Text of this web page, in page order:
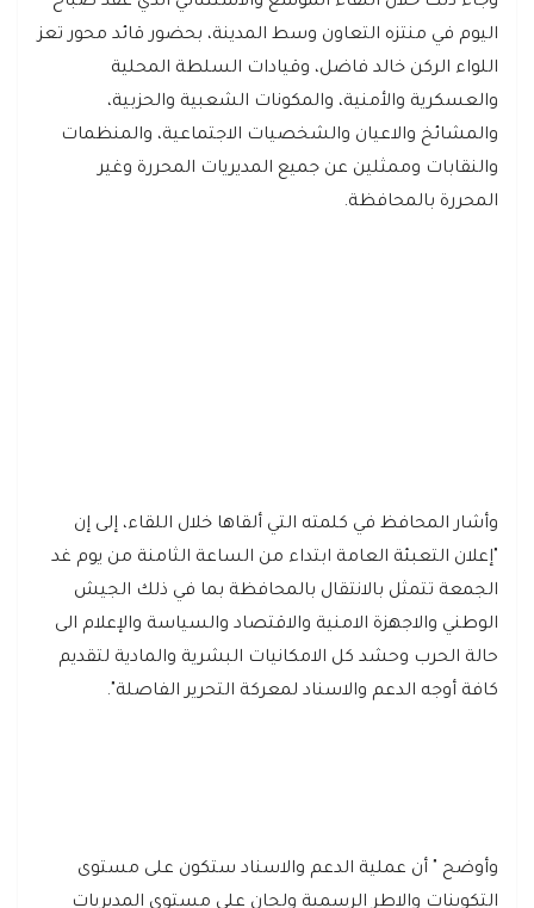
اليوم في منتزه التعاون وسط المدينة، بحضور قائد محور تعز
اللواء الركن خالد فاضل، وقيادات السلطة المحلية
والعسكرية والأمنية، والمكونات الشعبية والحزبية،
والمشائخ والاعيان والشخصيات الاجتماعية، والمنظمات
والنقابات وممثلين عن جميع المديريات المحررة وغير
المحررة بالمحافظة.
وأشار المحافظ في كلمته التي ألقاها خلال اللقاء، إلى إن
"إعلان التعبئة العامة ابتداء من الساعة الثامنة من يوم غد
الجمعة تتمثل بالانتقال بالمحافظة بما في ذلك الجيش
الوطني والاجهزة الامنية والاقتصاد والسياسة والإعلام الى
حالة الحرب وحشد كل الامكانيات البشرية والمادية لتقديم
كافة أوجه الدعم والاسناد لمعركة التحرير الفاصلة".
وأوضح " أن عملية الدعم والاسناد ستكون على مستوى
التكوينات والاطر الرسمية ولجان على مستوى المديريات